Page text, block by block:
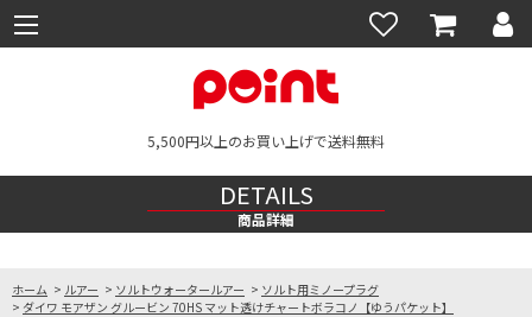
5,500円以上のお買い上げで送料無料
DETAILS
商品詳細
ホーム > ルアー > ソルトウォータールアー > ソルト用ミノープラグ
> ダイワ モアザン グルービン 70HS マット透けチャートボラコノ【ゆうパケット】